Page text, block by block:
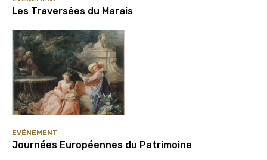
Les Traversées du Marais
EVÉNEMENT
Journées Européennes du Patrimoine